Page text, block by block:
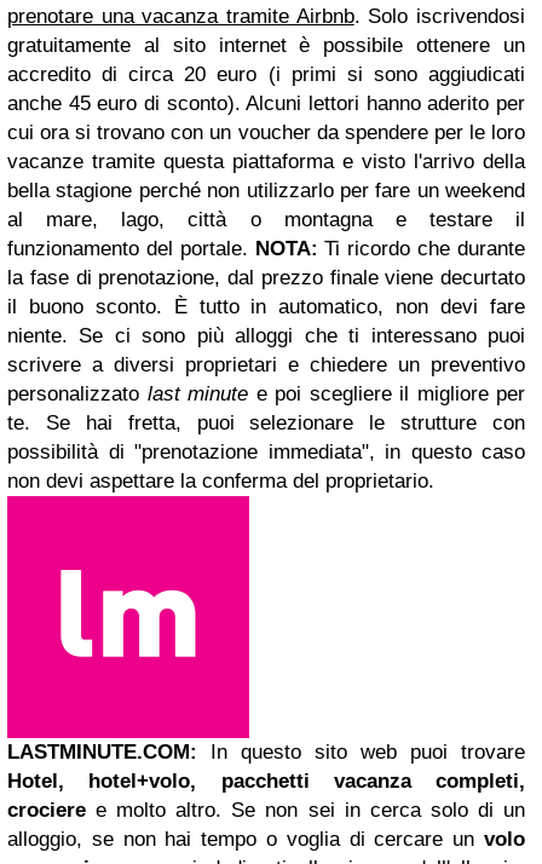
prenotare una vacanza tramite Airbnb. Solo iscrivendosi
gratuitamente al sito internet è possibile ottenere un
accredito di circa 20 euro (i primi si sono aggiudicati
anche 45 euro di sconto). Alcuni lettori hanno aderito per
cui ora si trovano con un voucher da spendere per le loro
vacanze tramite questa piattaforma e visto l'arrivo della
bella stagione perché non utilizzarlo per fare un weekend
al mare, lago, città o montagna e testare il
funzionamento del portale. NOTA: Ti ricordo che durante
la fase di prenotazione, dal prezzo finale viene decurtato
il buono sconto. È tutto in automatico, non devi fare
niente. Se ci sono più alloggi che ti interessano puoi
scrivere a diversi proprietari e chiedere un preventivo
personalizzato last minute e poi scegliere il migliore per
te. Se hai fretta, puoi selezionare le strutture con
possibilità di "prenotazione immediata", in questo caso
non devi aspettare la conferma del proprietario.
LASTMINUTE.COM:
In questo sito web puoi trovare
Hotel, hotel+volo, pacchetti vacanza completi,
crociere e molto altro. Se non sei in cerca solo di un
alloggio, se non hai tempo o voglia di cercare un volo